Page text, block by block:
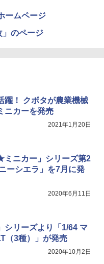
ームページ
のページ
躍！ クボタが農業機械
ニカーを発売
2021年1月20日
ニカー」シリーズ第2
ーシエラ」を7月に発
2020年6月11日
シリーズより「1/64 マ
（3種）」が発売
2020年10月2日